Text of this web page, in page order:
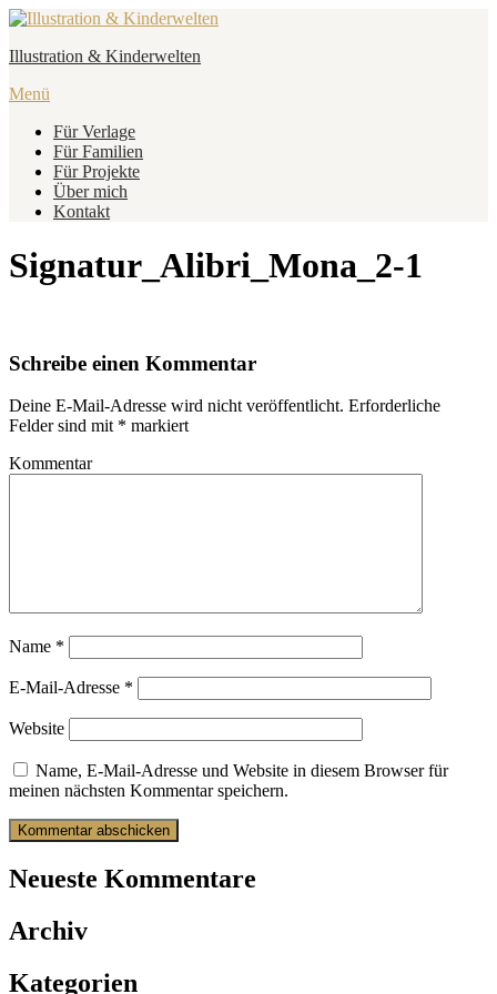
Zum
springen
Illustration & Kinderwelten
Menü
Für Verlage
Für Familien
Für Projekte
Über mich
Kontakt
Signatur_Alibri_Mona_2-1
Schreibe einen Kommentar
Deine E-Mail-Adresse wird nicht veröffentlicht. Erforderliche
Felder sind mit * markiert
Kommentar
Name *
E-Mail-Adresse *
Website
Name, E-Mail-Adresse und Website in diesem Browser für
meinen nächsten Kommentar speichern.
Neueste Kommentare
Archiv
Kategorien